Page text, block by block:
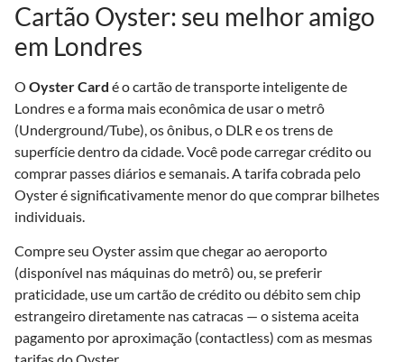
Cartão Oyster: seu melhor amigo
em Londres
O Oyster Card é o cartão de transporte inteligente de
Londres e a forma mais econômica de usar o metrô
(Underground/Tube), os ônibus, o DLR e os trens de
superfície dentro da cidade. Você pode carregar crédito ou
comprar passes diários e semanais. A tarifa cobrada pelo
Oyster é significativamente menor do que comprar bilhetes
individuais.
Compre seu Oyster assim que chegar ao aeroporto
(disponível nas máquinas do metrô) ou, se preferir
praticidade, use um cartão de crédito ou débito sem chip
estrangeiro diretamente nas catracas — o sistema aceita
pagamento por aproximação (contactless) com as mesmas